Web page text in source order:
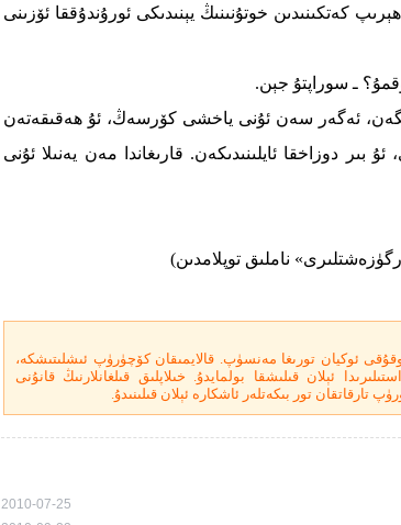
كەتكىنىدىن خوتۇنىنىڭ يېنىدىكى ئورۇندۇققا ئۆزىنى
ـ سوراپتۇ جېن.
ئەگەر سەن ئۇنى ياخشى كۆرسەڭ، ئۇ ھەقىقەتەن
بىر دوزاخقا ئايلىنىدىكەن. قارىغاندا مەن يەنىلا ئۇنى
ناملىق توپلامدىن)
ئوكيان تورىغا مەنسۈپ. قالايمىقان كۆچۈرۈپ ئىشلىتىشكە،
ئېلان قىلىشقا بولمايدۇ. خىلاپلىق قىلغانلارنىڭ قانۇنى
تارقاتقان تور بىكەتلەر ئاشكارە ئېلان قىلىنىدۇ.
2010-07-25